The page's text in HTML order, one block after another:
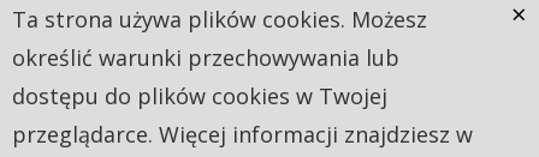
Ta strona używa plików cookies. Możesz
określić warunki przechowywania lub
dostępu do plików cookies w Twojej
przeglądarce. Więcej informacji znajdziesz w
×